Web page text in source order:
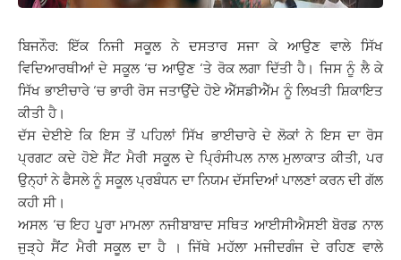
ਬਿਜਨੌਰ: ਇੱਕ ਨਿਜੀ ਸਕੂਲ ਨੇ ਦਸਤਾਰ ਸਜਾ ਕੇ ਆਉਣ ਵਾਲੇ ਸਿੱਖ
ਵਿਦਿਆਰਥੀਆਂ ਦੇ ਸਕੂਲ ‘ਚ ਆਉਣ ‘ਤੇ ਰੋਕ ਲਗਾ ਦਿੱਤੀ ਹੈ। ਜਿਸ ਨੂੰ ਲੈ ਕੇ
ਸਿੱਖ ਭਾਈਚਾਰੇ ‘ਚ ਭਾਰੀ ਰੋਸ ਜਤਾਉਂਦੇ ਹੋਏ ਐੱਸਡੀਐੱਮ ਨੂੰ ਲਿਖਤੀ ਸ਼ਿਕਾਇਤ
ਕੀਤੀ ਹੈ।
ਦੱਸ ਦੇਈਏ ਕਿ ਇਸ ਤੋਂ ਪਹਿਲਾਂ ਸਿੱਖ ਭਾਈਚਾਰੇ ਦੇ ਲੋਕਾਂ ਨੇ ਇਸ ਦਾ ਰੋਸ
ਪ੍ਰਗਟ ਕਦੇ ਹੋਏ ਸੈਂਟ ਮੈਰੀ ਸਕੂਲ ਦੇ ਪ੍ਰਿੰਸੀਪਲ ਨਾਲ ਮੁਲਾਕਾਤ ਕੀਤੀ, ਪਰ
ਉਨ੍ਹਾਂ ਨੇ ਫੈਸਲੇ ਨੂੰ ਸਕੂਲ ਪ੍ਰਬੰਧਨ ਦਾ ਨਿਯਮ ਦੱਸਦਿਆਂ ਪਾਲਣਾਂ ਕਰਨ ਦੀ ਗੱਲ
ਕਹੀ ਸੀ।
ਅਸਲ ‘ਚ ਇਹ ਪੂਰਾ ਮਾਮਲਾ ਨਜੀਬਾਬਾਦ ਸਥਿਤ ਆਈਸੀਐਸਈ ਬੋਰਡ ਨਾਲ
ਜੁੜ੍ਹੇ ਸੈਂਟ ਮੈਰੀ ਸਕੂਲ ਦਾ ਹੈ । ਜਿੱਥੇ ਮਹੱਲਾ ਮਜੀਦਗੰਜ ਦੇ ਰਹਿਣ ਵਾਲੇ